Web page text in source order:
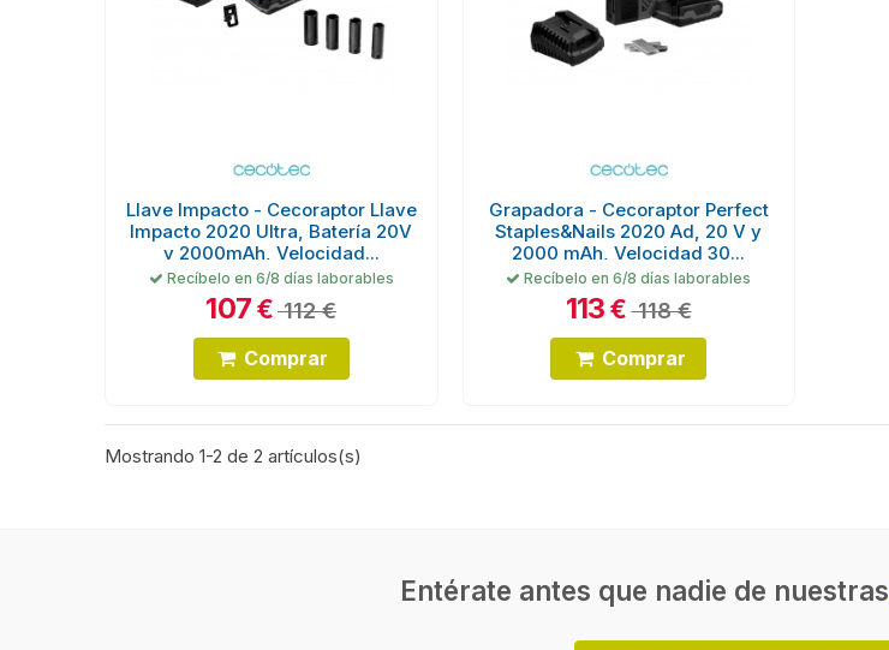
Llave Impacto - Cecoraptor Llave
Impacto 2020 Ultra, Batería 20V
y 2000mAh, Velocidad...
Recíbelo en 6/8 días laborables
107€112 €
Comprar
Grapadora - Cecoraptor Perfect
Staples&Nails 2020 Ad, 20 V y
2000 mAh, Velocidad 30...
Recíbelo en 6/8 días laborables
113 € 118 €
Comprar
Mostrando 1-2 de 2 artículos(s)
Entérate antes que nadie de nuestras